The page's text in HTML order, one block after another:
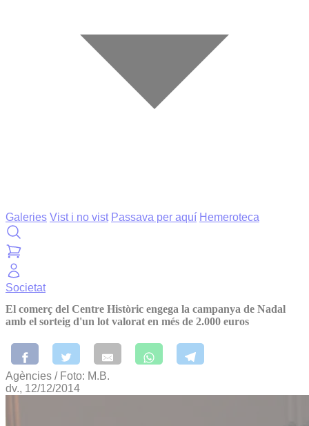
Galeries Vist i no vist Passava per aquí Hemeroteca
Societat
El comerç del Centre Històric engega la campanya de Nadal
amb el sorteig d'un lot valorat en més de 2.000 euros
Agències / Foto: M.B.
dv., 12/12/2014